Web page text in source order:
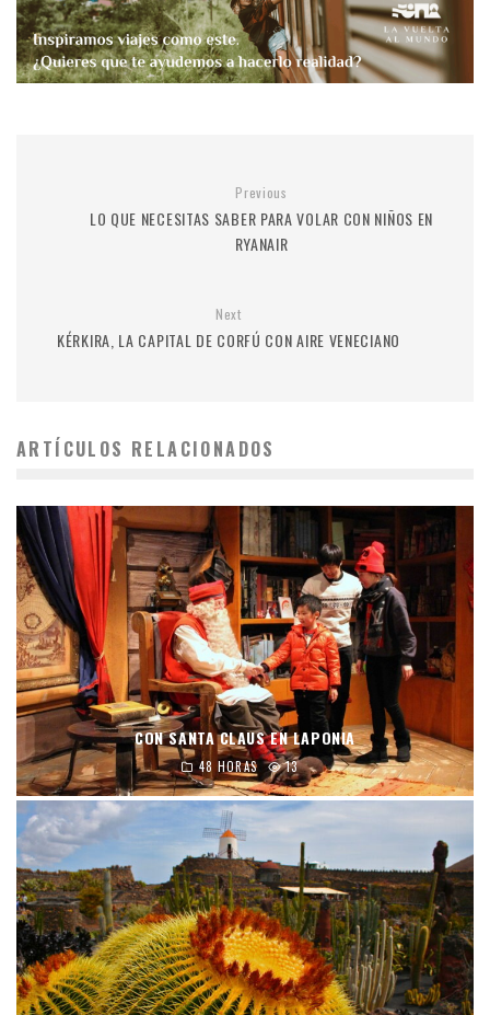
Previous
LO QUE NECESITAS SABER PARA VOLAR CON NIÑOS EN
RYANAIR
Next
KÉRKIRA, LA CAPITAL DE CORFÚ CON AIRE VENECIANO
ARTÍCULOS RELACIONADOS
CON SANTA CLAUS EN LAPONIA
48 HORAS 13